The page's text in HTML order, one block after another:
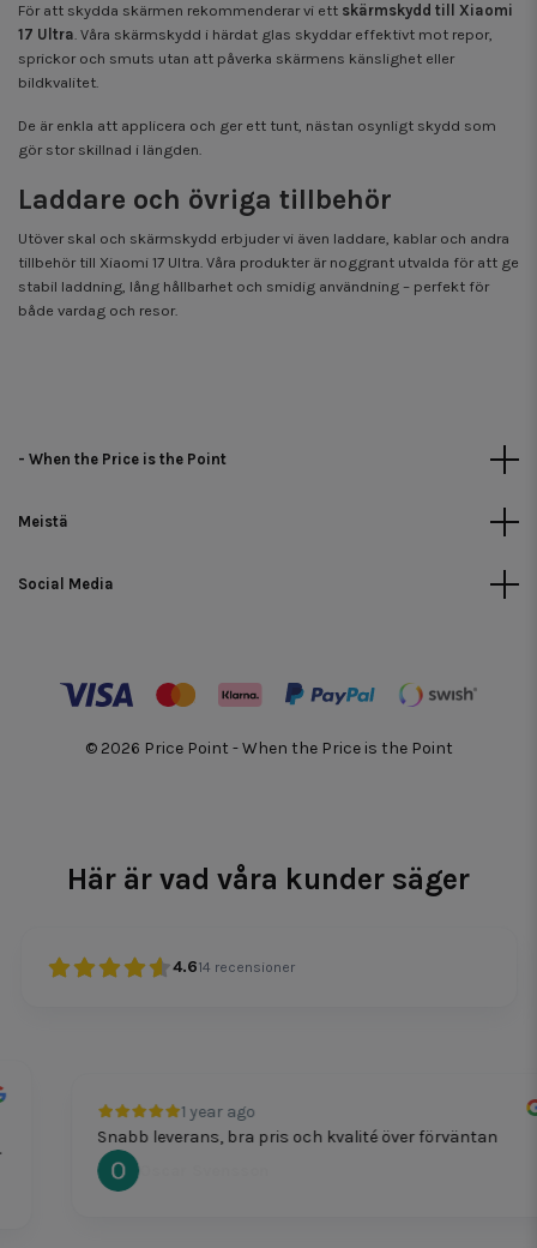
För att skydda skärmen rekommenderar vi ett skärmskydd till Xiaomi
17 Ultra. Våra skärmskydd i härdat glas skyddar effektivt mot repor,
sprickor och smuts utan att påverka skärmens känslighet eller
bildkvalitet.
De är enkla att applicera och ger ett tunt, nästan osynligt skydd som
gör stor skillnad i längden.
Laddare och övriga tillbehör
Utöver skal och skärmskydd erbjuder vi även laddare, kablar och andra
tillbehör till Xiaomi 17 Ultra. Våra produkter är noggrant utvalda för att ge
stabil laddning, lång hållbarhet och smidig användning – perfekt för
både vardag och resor.
- When the Price is the Point
Meistä
Social Media
© 2026 Price Point - When the Price is the Point
Här är vad våra kunder säger
4.614 recensioner
1 year ago
Snabb leverans, bra pris och kvalité över förväntan
Oscar Svensson